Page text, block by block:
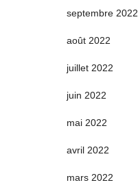
septembre 2022
août 2022
juillet 2022
juin 2022
mai 2022
avril 2022
mars 2022